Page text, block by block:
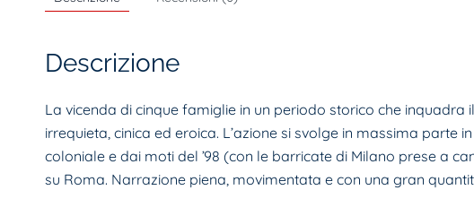
Descrizione
La vicenda di cinque famiglie in un periodo storico che
irrequieta, cinica ed eroica. L’azione si svolge in massima parte
coloniale e dai moti del ’98 (con le barricate di Milano prese a
su Roma. Narrazione piena, movimentata e con una gran